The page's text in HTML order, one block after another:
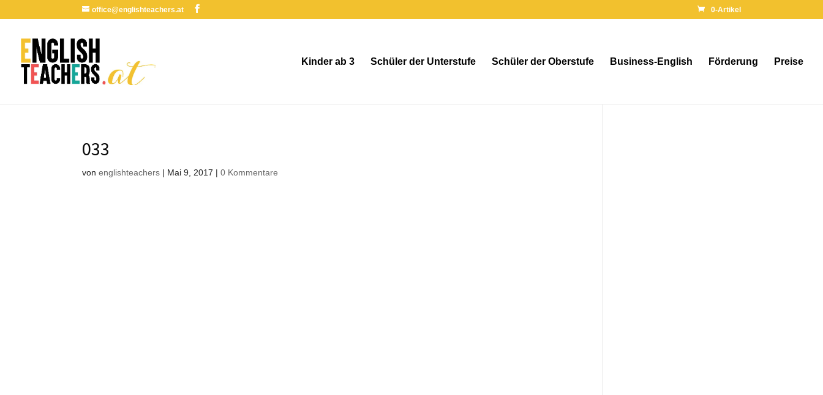
office@englishteachers.at 0-Artikel
Kinder ab 3 Schüler der Unterstufe Schüler der Oberstufe Business-English Förderung Preise
033
vonenglishteachers | Mai 9, 2017 |0 Kommentare